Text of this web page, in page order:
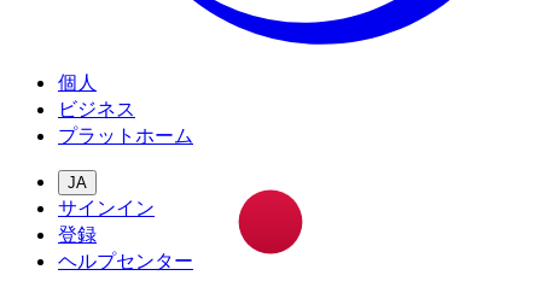
個人
ビジネス
プラットホーム
JA
サインイン
登録
ヘルプセンター